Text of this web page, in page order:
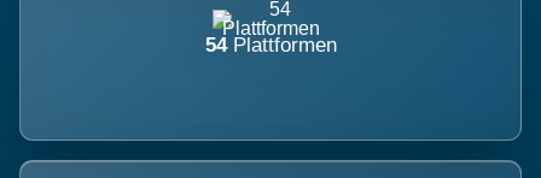
54 Plattformen